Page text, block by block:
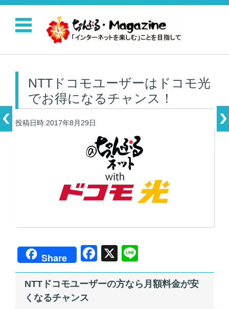
コンテンツに移動
NTTドコモユーザーはドコモ光
でお得になるチャンス！
投稿日時:2017年8月29日
Share
F
a
c
X
n
e
NTTドコモユーザーの方なら月額料金が安
くなるチャンス